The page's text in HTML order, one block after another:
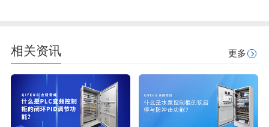
相关资讯 更多